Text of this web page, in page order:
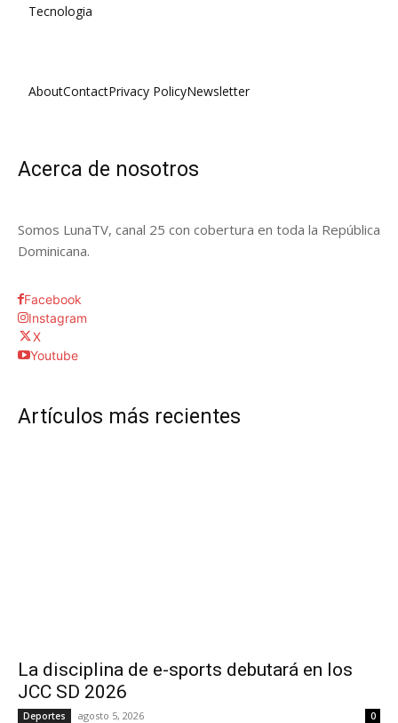
Tecnologia
AboutContactPrivacy PolicyNewsletter
Acerca de nosotros
Somos LunaTV, canal 25 con cobertura en toda la República
Dominicana.
Facebook
Instagram
X
Youtube
Artículos más recientes
La disciplina de e-sports debutará en los
JCC SD 2026
Deportes agosto 5, 2026 0